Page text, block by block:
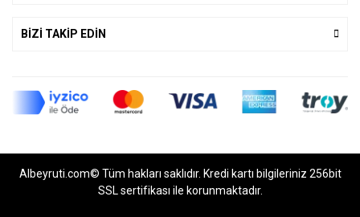
BİZİ TAKİP EDİN
Albeyruti.com© Tüm hakları saklıdır. Kredi kartı bilgileriniz 256bit
SSL sertifikası ile korunmaktadır.